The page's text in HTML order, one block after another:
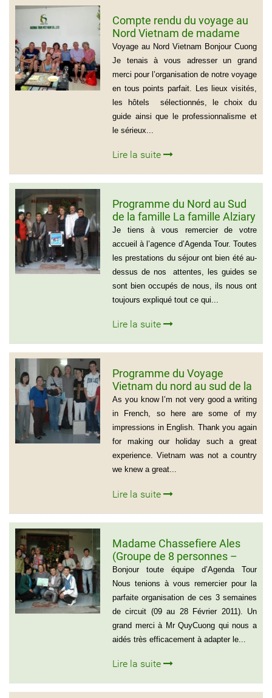
Compte rendu du voyage au
Nord Vietnam de madame
Marie Gammaitoni (Groupe
de Provelli Eric)
Voyage au Nord Vietnam Bonjour Cuong
Je tenais à vous adresser un grand
merci pour l’organisation de notre voyage
en tous points parfait. Les lieux visités,
les hôtels sélectionnés, le choix du
guide ainsi que le professionnalisme et
le sérieux...
Lire la suite
Programme du Nord au Sud
de la famille La famille Alziary
(Voyage Vietnam Nord au
Sud)
Je tiens à vous remercier de votre
accueil à l’agence d’Agenda Tour. Toutes
les prestations du séjour ont bien été au-
dessus de nos attentes, les guides se
sont bien occupés de nous, ils nous ont
toujours expliqué tout ce qui...
Lire la suite
Programme du Voyage
Vietnam du nord au sud de la
famille de Vivien Schydlawsky
As you know I’m not very good a writing
in French, so here are some of my
impressions in English. Thank you again
for making our holiday such a great
experience. Vietnam was not a country
we knew a great...
Lire la suite
Madame Chassefiere Ales
(Groupe de 8 personnes –
Voyage du Nord au Sud
Vietnam)
Bonjour toute équipe d’Agenda Tour
Nous tenions à vous remercier pour la
parfaite organisation de ces 3 semaines
de circuit (09 au 28 Février 2011). Un
grand merci à Mr QuyCuong qui nous a
aidés très efficacement à adapter le...
Lire la suite